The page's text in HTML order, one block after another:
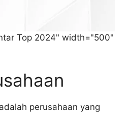
Top 2024" width="500"
perusahaan yang